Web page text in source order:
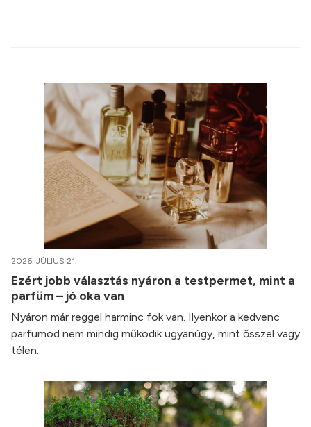
2026. JÚLIUS 21.
Ezért jobb választás nyáron a testpermet, mint a
parfüm – jó oka van
Nyáron már reggel harminc fok van. Ilyenkor a kedvenc
parfümöd nem mindig működik ugyanúgy, mint ősszel vagy
télen.